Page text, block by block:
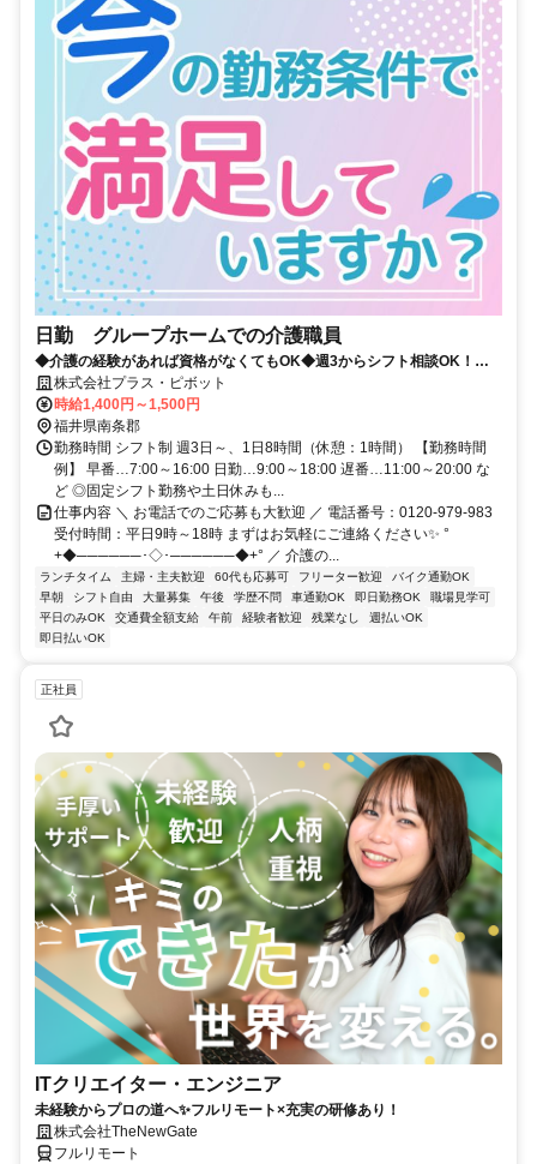
日勤 グループホームでの介護職員
◆介護の経験があれば資格がなくてもOK◆週3からシフト相談OK！プ
ラス・ピボット独自の福利厚生が多数✨
株式会社プラス・ピボット
時給1,400円～1,500円
福井県南条郡
勤務時間 シフト制 週3日～、1日8時間（休憩：1時間） 【勤務時間
例】 早番…7:00～16:00 日勤…9:00～18:00 遅番…11:00～20:00 な
ど ◎固定シフト勤務や土日休みも...
仕事内容 ＼ お電話でのご応募も大歓迎 ／ 電話番号：0120-979-983
受付時間：平日9時～18時 まずはお気軽にご連絡ください✨ °
+◆──────･◇･──────◆+° ／ 介護の...
ランチタイム 主婦・主夫歓迎 60代も応募可 フリーター歓迎
バイク通勤OK
早朝
シフト自由 大量募集 午後 学歴不問 車通勤OK 即日勤務OK
職場見学可
平日のみOK
交通費全額支給 午前 経験者歓迎 残業なし
週払いOK
即日払いOK
正社員
ITクリエイター・エンジニア
未経験からプロの道へ✨フルリモート×充実の研修あり！
株式会社TheNewGate
フルリモート